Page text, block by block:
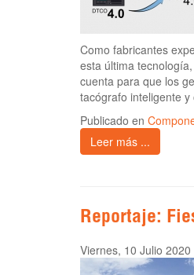
Como fabricantes
esta última
cuenta para que los
tacógrafo inteligente
Publicado en
Leer más ...
Reportaje:
Viernes, 10 Julio 2020